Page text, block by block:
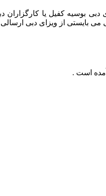
بوسیه کفیل یا
از ویزای دبی ارسالی
است .